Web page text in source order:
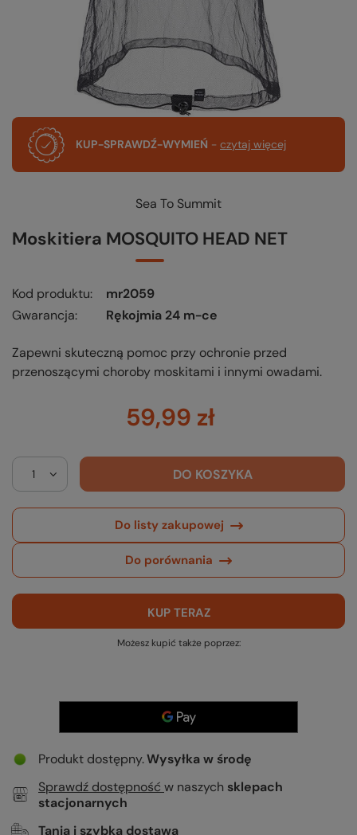
KUP-SPRAWDŹ-WYMIEŃ - czytaj więcej
Sea To Summit
Moskitiera MOSQUITO HEAD NET
Kod produktu
mr2059
Gwarancja
Rękojmia 24 m-ce
Zapewni skuteczną pomoc przy ochronie przed
przenoszącymi choroby moskitami i innymi owadami.
59,99 zł
DO KOSZYKA
Do listy zakupowej
Do porównania
KUP TERAZ
Możesz kupić także poprzez:
Produkt dostępny Wysyłkaw środę
Sprawdź dostępność w naszych sklepach
stacjonarnych
Tania i szybka dostawa